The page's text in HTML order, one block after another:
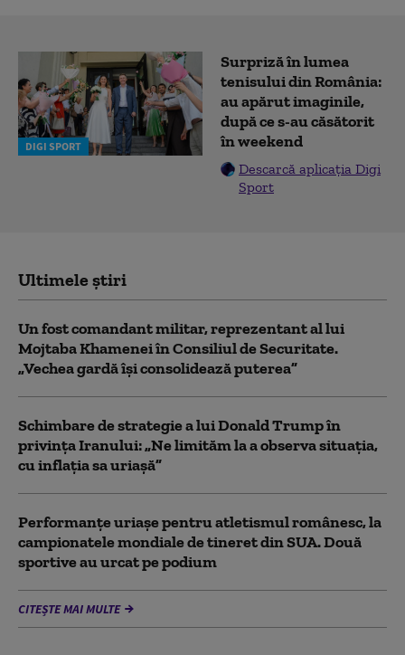
DIGI SPORT
Surpriză în lumea
tenisului din România:
au apărut imaginile,
după ce s-au căsătorit
în weekend
Descarcă aplicația Digi
Sport
Ultimele știri
Un fost comandant militar, reprezentant al lui
Mojtaba Khamenei în Consiliul de Securitate.
„Vechea gardă își consolidează puterea”
Schimbare de strategie a lui Donald Trump în
privința Iranului: „Ne limităm la a observa situația,
cu inflația sa uriașă”
Performanțe uriașe pentru atletismul românesc, la
campionatele mondiale de tineret din SUA. Două
sportive au urcat pe podium
CITEȘTE MAI MULTE